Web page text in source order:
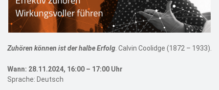
Zuhören können ist der halbe Erfolg. Calvin Coolidge (1872 – 1933).
Wann: 28.11.2024, 16:00 – 17:00 Uhr
Sprache: Deutsch